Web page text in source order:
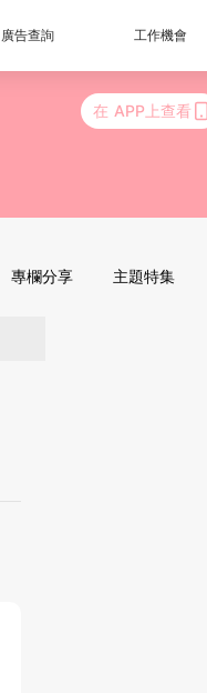
廣告查詢 工作機會
在 APP上查看
專欄分享 主題特集